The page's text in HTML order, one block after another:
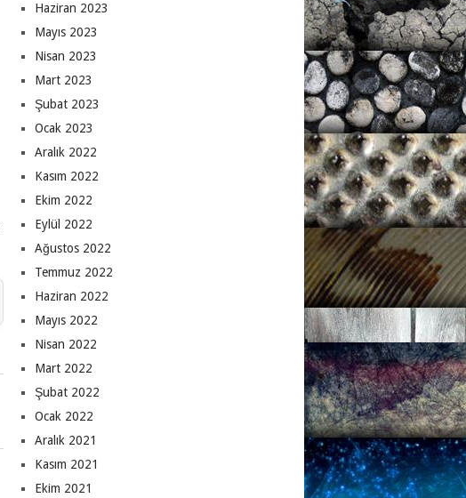
Haziran 2023
Mayıs 2023
Nisan 2023
Mart 2023
Şubat 2023
Ocak 2023
Aralık 2022
Kasım 2022
Ekim 2022
Eylül 2022
Ağustos 2022
Temmuz 2022
Haziran 2022
Mayıs 2022
Nisan 2022
Mart 2022
Şubat 2022
Ocak 2022
Aralık 2021
Kasım 2021
Ekim 2021